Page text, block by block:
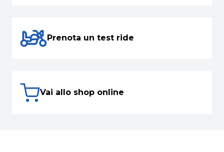
Prenota un test ride
Vai allo shop online